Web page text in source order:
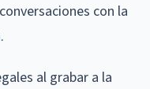
con la
al grabar a la